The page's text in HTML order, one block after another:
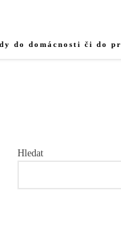
do domácnosti či do
Hledat